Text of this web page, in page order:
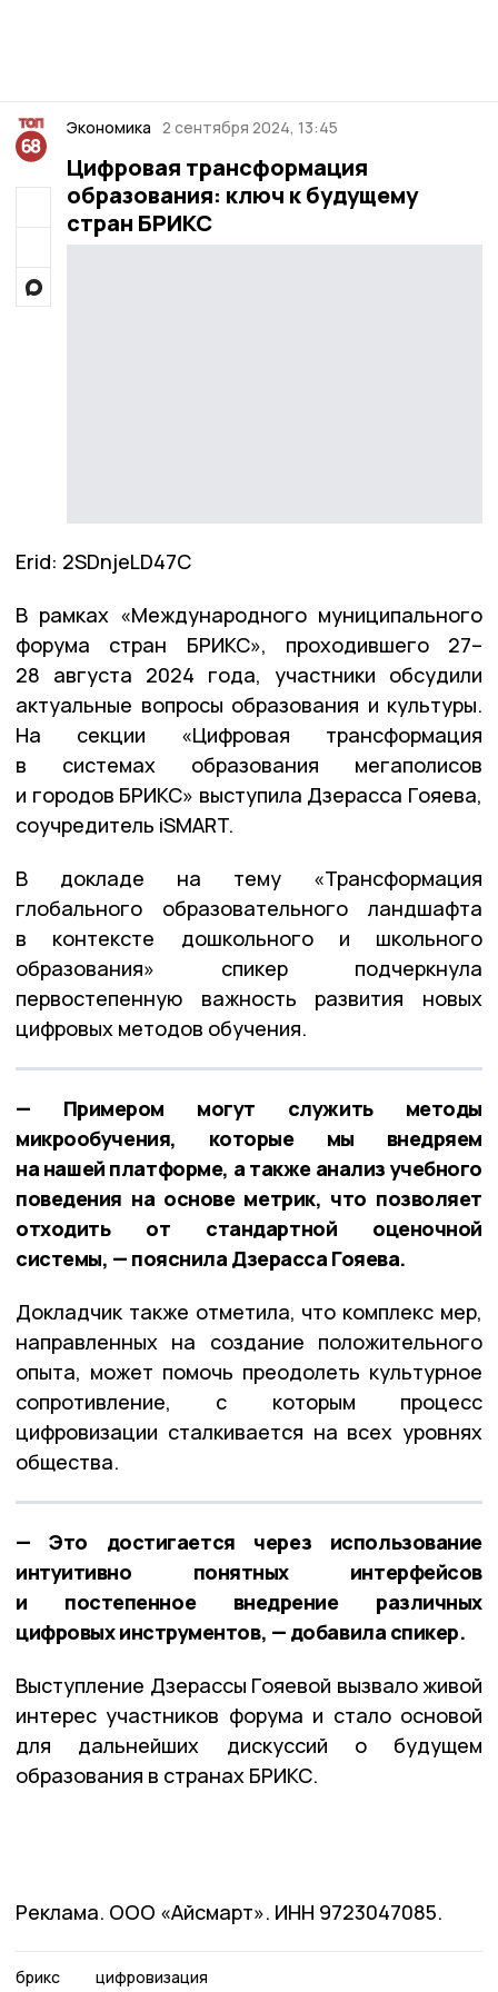
Экономика 2 сентября 2024, 13:45
Цифровая трансформация
образования: ключ к будущему
стран БРИКС
Erid: 2SDnjeLD47C
В рамках «Международного муниципального
форума стран БРИКС», проходившего 27–
28 августа 2024 года, участники обсудили
актуальные вопросы образования и культуры.
На секции «Цифровая трансформация
в системах образования мегаполисов
и городов БРИКС» выступила Дзерасса Гояева,
соучредитель iSMART.
В докладе на тему «Трансформация
глобального образовательного ландшафта
в контексте дошкольного и школьного
образования» спикер подчеркнула
первостепенную важность развития новых
цифровых методов обучения.
— Примером могут служить методы
микрообучения, которые мы внедряем
на нашей платформе, а также анализ учебного
поведения на основе метрик, что позволяет
отходить от стандартной оценочной
системы, — пояснила Дзерасса Гояева.
Докладчик также отметила, что комплекс мер,
направленных на создание положительного
опыта, может помочь преодолеть культурное
сопротивление, с которым процесс
цифровизации сталкивается на всех уровнях
общества.
— Это достигается через использование
интуитивно понятных интерфейсов
и постепенное внедрение различных
цифровых инструментов, — добавила спикер.
Выступление Дзерассы Гояевой вызвало живой
интерес участников форума и стало основой
для дальнейших дискуссий о будущем
образования в странах БРИКС.
Реклама. ООО «Айсмарт». ИНН 9723047085.
брикс цифровизация